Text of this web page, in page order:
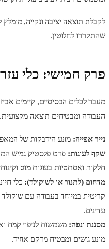
לקבלת תוצאה יציבה ונקייה,
שהתקררו לחלוטין.
פרק חמישי: כלי
מעבר לכלים הבסיסיים, קיימים
העבודה ומבטיחים תוצאה מקצועית.
נייר אפייה: מונע הידבקות של
שקף לעוגות: סרט פלסטיק גמיש
חלקות ואסתטיות בעוגות מוס
מדחום (לתנור או לשוקולד): כלי
קריטית במיוחד בעבודה עם
עדינים.
מסננת ונפה: משמשות לניפוי קמח
מונע גושים ומבטיח מרקם אחיד.